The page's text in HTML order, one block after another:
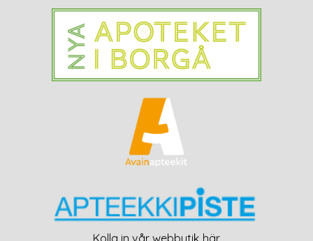
Kolla in vår webbutik här